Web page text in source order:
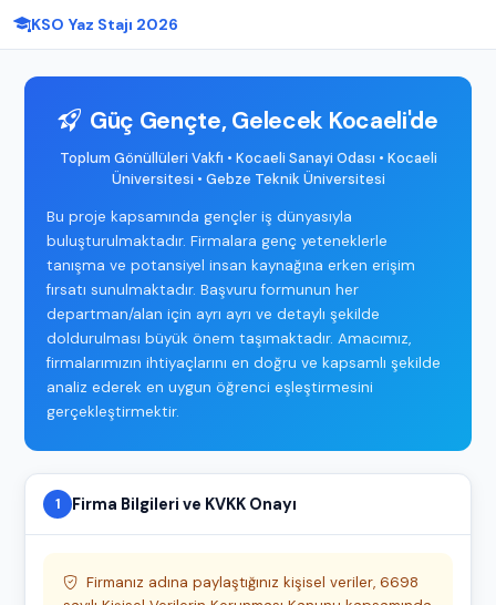
KSO Yaz Stajı 2026
Güç Gençte, Gelecek Kocaeli'de
Toplum Gönüllüleri Vakfı • Kocaeli Sanayi Odası • Kocaeli
Üniversitesi • Gebze Teknik Üniversitesi
Bu proje kapsamında gençler iş dünyasıyla
buluşturulmaktadır. Firmalara genç yeteneklerle
tanışma ve potansiyel insan kaynağına erken erişim
fırsatı sunulmaktadır. Başvuru formunun her
departman/alan için ayrı ayrı ve detaylı şekilde
doldurulması büyük önem taşımaktadır. Amacımız,
firmalarımızın ihtiyaçlarını en doğru ve kapsamlı şekilde
analiz ederek en uygun öğrenci eşleştirmesini
gerçekleştirmektir.
1 Firma Bilgileri ve KVKK Onayı
Firmanız adına paylaştığınız kişisel veriler, 6698